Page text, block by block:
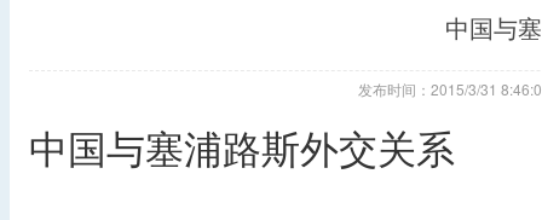
中国与
发布时间：2015/3/31
中国与塞浦路斯外交关系